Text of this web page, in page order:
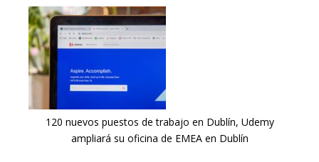
120 nuevos puestos de trabajo en Dublín, Udemy
ampliará su oficina de EMEA en Dublín